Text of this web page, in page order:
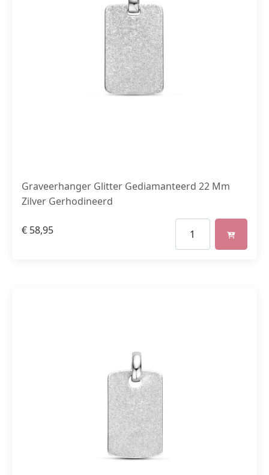
Graveerhanger Glitter Gediamanteerd 22 Mm
Zilver Gerhodineerd
€ 58,95